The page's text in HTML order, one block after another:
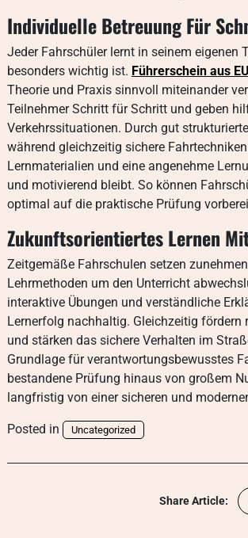
Individuelle Betreuung Für
Jeder Fahrschüler lernt in seinem eigenen
besonders wichtig ist. Führerschein aus
Theorie und Praxis sinnvoll miteinander
Teilnehmer Schritt für Schritt und geben
Verkehrssituationen. Durch gut
während gleichzeitig sichere
Lernmaterialien und eine angenehme
und motivierend bleibt. So können
optimal auf die praktische Prüfung
Zukunftsorientiertes Lernen
Zeitgemäße Fahrschulen setzen
Lehrmethoden um den Unterricht
interaktive Übungen und verständliche
Lernerfolg nachhaltig. Gleichzeitig
und stärken das sichere Verhalten im
Grundlage für verantwortungsbewusstes
bestandene Prüfung hinaus von großem
langfristig von einer sicheren und
Posted in Uncategorized
Share Article: